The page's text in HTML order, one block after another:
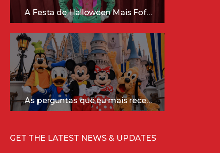
A Festa de Halloween Mais Fofa da Disney Está Chegando!
As perguntas que eu mais recebo sobre a Disney (e as respostas mais sinceras!)
GET THE LATEST NEWS & UPDATES